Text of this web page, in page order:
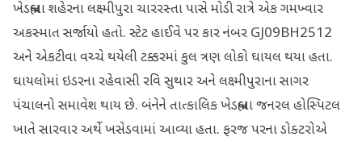
ખેડબ્રહ્મા શહેરના લક્ષ્મીપુરા ચારરસ્તા પાસે મોડી રાત્રે એક ગમખ્વાર
અકસ્માત સર્જાયો હતો. સ્ટેટ હાઈવે પર કાર નંબર GJ09BH2512
અને એકટીવા વચ્ચે થયેલી ટક્કરમાં કુલ ત્રણ લોકો ઘાયલ થયા હતા.
ઘાયલોમાં ઇડરના રહેવાસી રવિ સુથાર અને લક્ષ્મીપુરાના સાગર
પંચાલનો સમાવેશ થાય છે. બંનેને તાત્કાલિક ખેડબ્રહ્મા જનરલ હોસ્પિટલ
ખાતે સારવાર અર્થે ખસેડવામાં આવ્યા હતા. ફરજ પરના ડોક્ટરોએ